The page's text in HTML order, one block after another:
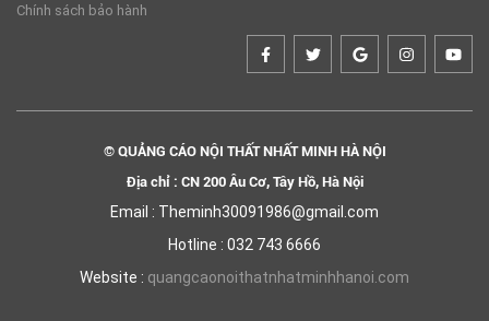
Chính sách bảo hành
© QUẢNG CÁO NỘI THẤT NHẤT MINH HÀ NỘI
Địa chỉ : CN 200 Âu Cơ, Tây Hồ, Hà Nội
Email : Theminh30091986@gmail.com
Hotline : 032 743 6666
Website : quangcaonoithatnhatminhhanoi.com